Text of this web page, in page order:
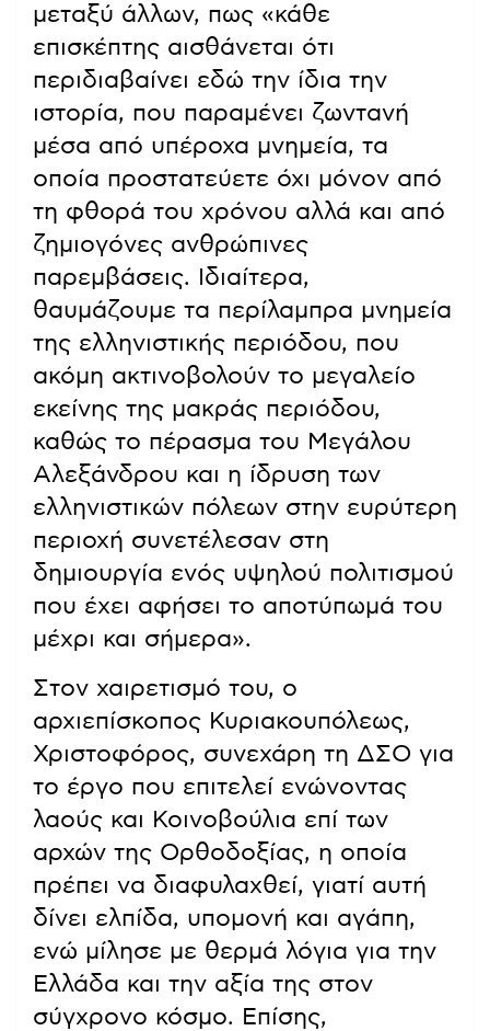
μεταξύ άλλων, πως «κάθε
επισκέπτης αισθάνεται ότι
περιδιαβαίνει εδώ την ίδια την
ιστορία, που παραμένει ζωντανή
μέσα από υπέροχα μνημεία, τα
οποία προστατεύετε όχι μόνον από
τη φθορά του χρόνου αλλά και από
ζημιογόνες ανθρώπινες
παρεμβάσεις. Ιδιαίτερα,
θαυμάζουμε τα περίλαμπρα μνημεία
της ελληνιστικής περιόδου, που
ακόμη ακτινοβολούν το μεγαλείο
εκείνης της μακράς περιόδου,
καθώς το πέρασμα του Μεγάλου
Αλεξάνδρου και η ίδρυση των
ελληνιστικών πόλεων στην ευρύτερη
περιοχή συνετέλεσαν στη
δημιουργία ενός υψηλού πολιτισμού
που έχει αφήσει το αποτύπωμά του
μέχρι και σήμερα».
Στον χαιρετισμό του, ο
αρχιεπίσκοπος Κυριακουπόλεως,
Χριστοφόρος, συνεχάρη τη ΔΣΟ για
το έργο που επιτελεί ενώνοντας
λαούς και Κοινοβούλια επί των
αρχών της Ορθοδοξίας, η οποία
πρέπει να διαφυλαχθεί, γιατί αυτή
δίνει ελπίδα, υπομονή και αγάπη,
ενώ μίλησε με θερμά λόγια για την
Ελλάδα και την αξία της στον
σύγχρονο κόσμο. Επίσης,